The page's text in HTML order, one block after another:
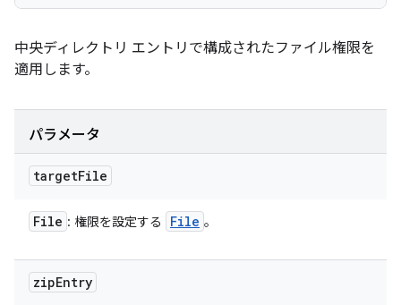
中央ディレクトリ エントリで構成されたファイル権限を
適用します。
パラメータ
targetFile
File : 権限を設定する File 。
zipEntry